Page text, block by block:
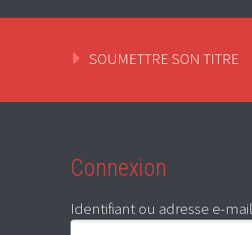
SOUMETTRE SON TITRE
Connexion
Identifiant ou adresse e-mail